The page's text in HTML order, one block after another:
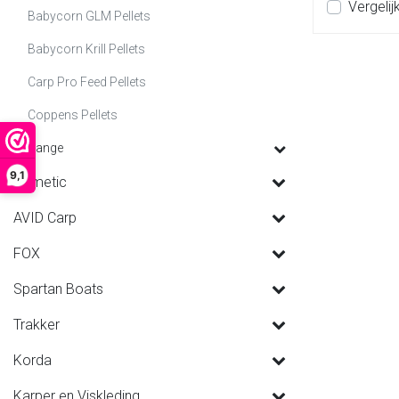
9,1
Babycorn GLM Pellets
Babycorn Krill Pellets
Carp Pro Feed Pellets
Coppens Pellets
Range
Dometic
AVID Carp
FOX
Spartan Boats
Trakker
Korda